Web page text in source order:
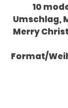
10
Umschlag,
Merry
Format/